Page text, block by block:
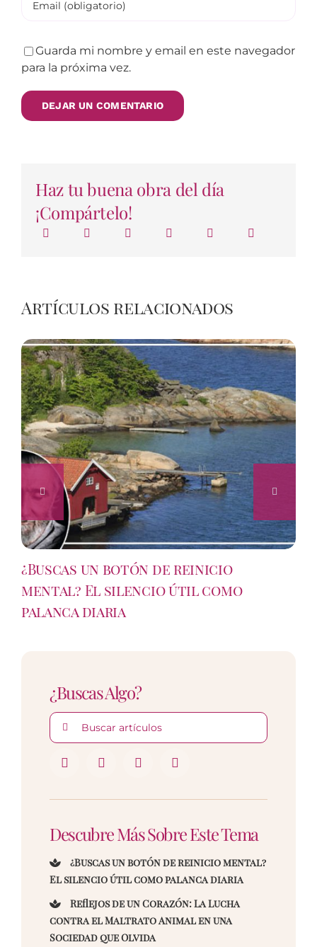
Guarda mi nombre y email en este navegador
para la próxima vez.
Haz tu buena obra del día
¡Compártelo!
Artículos relacionados
¿Buscas un botón de reinicio
mental? El silencio útil como
palanca diaria
¿Buscas Algo?
Buscar:
Descubre Más Sobre Este Tema
¿Buscas un botón de reinicio mental?
El silencio útil como palanca diaria
Reflejos de un Corazón: La Lucha
contra el Maltrato Animal en una
Sociedad que Olvida